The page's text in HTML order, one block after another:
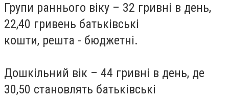
Групи раннього віку – 32 гривні в день,
22,40 гривень батьківські
кошти, решта - бюджетні.
Дошкільний вік – 44 гривні в день, де
30,50 становлять батьківські